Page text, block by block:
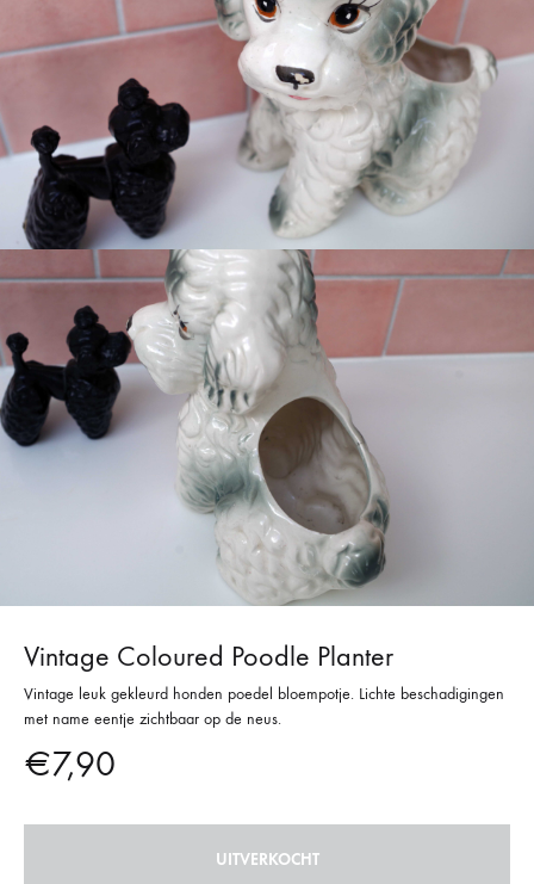
Vintage Coloured Poodle Planter
Vintage leuk gekleurd honden poedel bloempotje. Lichte beschadigingen
met name eentje zichtbaar op de neus.
€7,90
UITVERKOCHT